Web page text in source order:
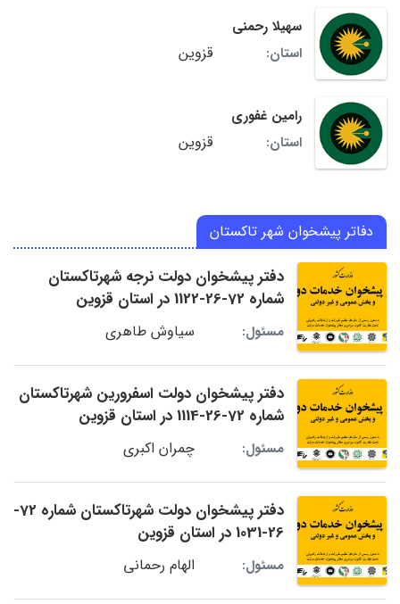
سهیلا رحمنی
استان:
قزوین
رامین غفوری
استان:
قزوین
دفاتر پیشخوان شهر تاکستان
دفتر پیشخوان دولت نرجه شهرتاکستان
شماره 72-26-1122 در استان قزوین
مسئول: سیاوش طاهری
دفتر پیشخوان دولت اسفرورین شهرتاکستان
شماره 72-26-1114 در استان قزوین
مسئول: چمران اکبری
دفتر پیشخوان دولت شهرتاکستان شماره 72-
26-1031 در استان قزوین
مسئول: الهام رحمانی